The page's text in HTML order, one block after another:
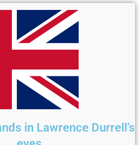
in Lawrence Durrell’s